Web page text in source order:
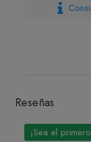
Reseñas
¡Sea el